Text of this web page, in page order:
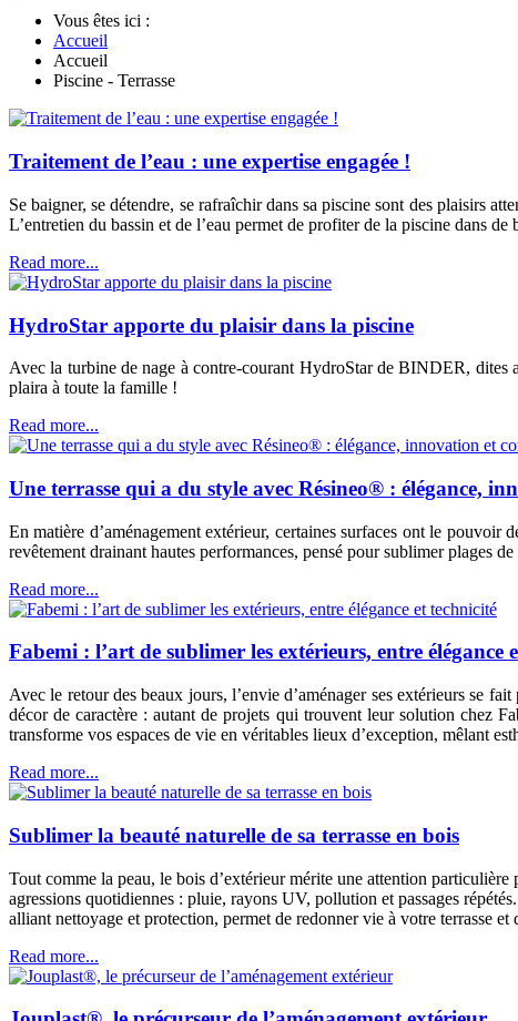
Vous êtes ici :
Accueil
Accueil
Piscine - Terrasse
Traitement de l’eau : une expertise engagée !
Se baigner, se détendre, se rafraîchir dans sa piscine sont des plaisirs
L’entretien du bassin et de l’eau permet de profiter de la piscine dans de
Read more...
HydroStar apporte du plaisir dans la piscine
Avec la turbine de nage à contre-courant HydroStar de BINDER, dites
plaira à toute la famille !
Read more...
Une terrasse qui a du style avec Résineo® : élégance,
En matière d’aménagement extérieur, certaines surfaces ont le
revêtement drainant hautes performances, pensé pour sublimer plages
Read more...
Fabemi : l’art de sublimer les extérieurs, entre élégance
Avec le retour des beaux jours, l’envie d’aménager ses extérieurs se
décor de caractère : autant de projets qui trouvent leur solution chez
transforme vos espaces de vie en véritables lieux d’exception, mêlant
Read more...
Sublimer la beauté naturelle de sa terrasse en bois
Tout comme la peau, le bois d’extérieur mérite une attention
agressions quotidiennes : pluie, rayons UV, pollution et passages
alliant nettoyage et protection, permet de redonner vie à votre terrasse et
Read more...